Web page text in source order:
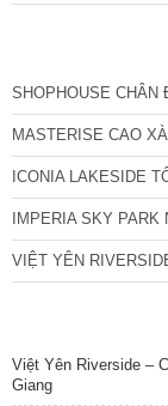
SHOPHOUSE CHÂN
MASTERISE CAO
ICONIA LAKESIDE
IMPERIA SKY PARK
VIỆT YÊN
Việt Yên Riverside –
Giang